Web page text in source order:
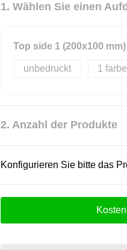
1. Wählen Sie einen
Top side 1 (200x100 mm)
unbedruckt 1
2. Anzahl der Produkte
Konfigurieren Sie bitte das